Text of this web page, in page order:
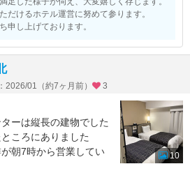
だけるホテル運営に努めて参ります。
申し上げております。
2026/01（約7ヶ月前） 3
ーは縦長の建物でした
ころにありました
朝7時から営業してい
ったです
10